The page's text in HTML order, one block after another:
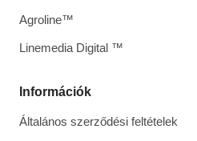
Információk
Általános szerződési feltételek
Agroline™
Linemedia Digital ™